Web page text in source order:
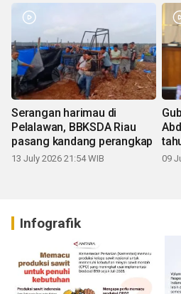
Serangan harimau di
Pelalawan, BBKSDA Riau
pasang kandang perangkap
13 July 2026 21:54 WIB 09
Infografik